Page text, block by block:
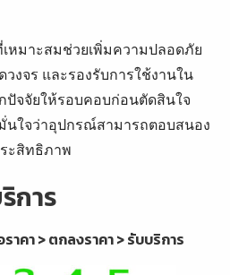
เหมาะสมช่วยเพิ่มความปลอดภัย
งจร และรองรับการใช้งานใน
ปัจจัยให้รอบคอบก่อนตัดสินใจ
นใจว่าอุปกรณ์สามารถตอบสนอง
ะสิทธิภาพ
การ
าคา > ตกลงราคา > รับบริการ